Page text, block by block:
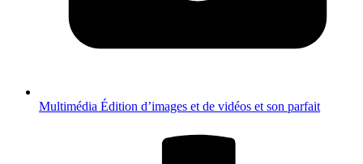
Multimédia Édition d’images et de vidéos et son parfait